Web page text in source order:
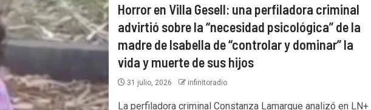
Horror en Villa Gesell: una perfiladora criminal
advirtió sobre la “necesidad psicológica” de la
madre de Isabella de “controlar y dominar” la
vida y muerte de sus hijos
31 julio, 2026 infinitoradio
La perfiladora criminal Constanza Lamarque analizó en LN+